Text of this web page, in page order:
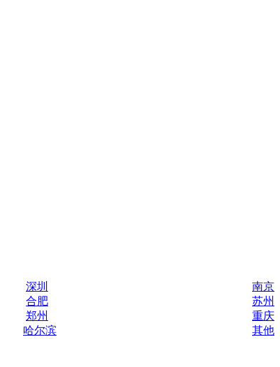
深圳
南京
合肥
苏州
郑州
重庆
哈尔滨
其他